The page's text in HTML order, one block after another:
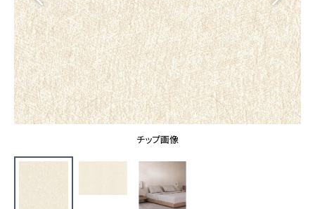
サステナブル商品
ノンワックス床タイル
壁紙機能性ガイド
ホテル・オフィス・店舗
モデルハウス
新築戸建・マンション
#リリカラのある暮らし
ショールーム
ショールーム トップ
東京ショールーム
大阪ショールーム
お客様サポート
お客様サポート トップ
画像ダウンロード
非住宅案件に関するお問い合わせ
チップ画像